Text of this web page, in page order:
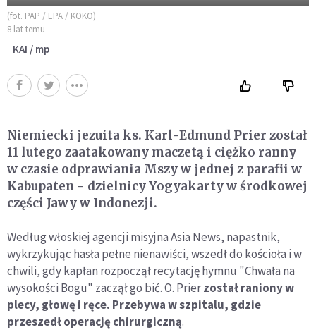
(fot. PAP / EPA / KOKO)
8 lat temu
KAI / mp
Niemiecki jezuita ks. Karl-Edmund Prier został
11 lutego zaatakowany maczetą i ciężko ranny
w czasie odprawiania Mszy w jednej z parafii w
Kabupaten - dzielnicy Yogyakarty w środkowej
części Jawy w Indonezji.
Według włoskiej agencji misyjna Asia News, napastnik,
wykrzykując hasła pełne nienawiści, wszedł do kościoła i w
chwili, gdy kapłan rozpoczął recytację hymnu "Chwała na
wysokości Bogu" zaczął go bić. O. Prierzostał raniony w
plecy, głowę i ręce. Przebywa w szpitalu, gdzie
przeszedł operację chirurgiczną.